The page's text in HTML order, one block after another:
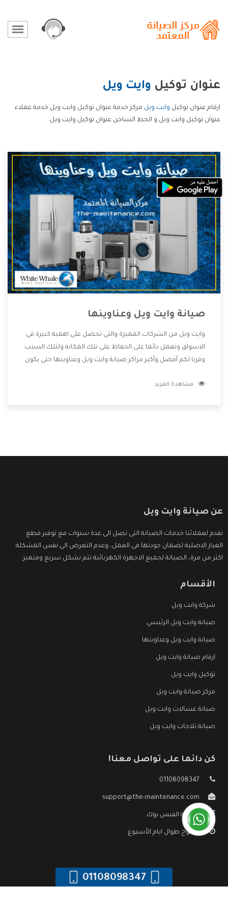
عنوان توكيل وايت ويل
ارقام عنوان توكيل وايت ويل مركز خدمة عنوان توكيل وايت ويل خدمة عملاء
عنوان توكيل وايت ويل و الخط الساخن عنوان توكيل وايت ويل.
صيانة وايت ويل وعناوينها
وايت ويل من الشركات المميزة والتى تحصل على اهمية كبيرة فى
الاسواق وتعمل دائما على الحفاظ على تلك المكانه ولتلك السبب
وفرنا لكم أفضل وأكبر مراكز صيانة وايت ويل وعناوينها حتى يكون
دون اى ازعاج كما أننا نهتم بكل ما يحتاجه المستهلك لكى نحافظ
مشاهدة المزيد
عن صيانة وايت ويل
نقدم لعملائنا خدمات الصيانة التى تصل الى عدة سنوات مع توفير قطع
الغيار الاصلية لضمان جودتها فى العمل، وعدم التعرض الى نفس المشكلة
اكثر من مرة، الصيانة لجميع الاجهزة الكهربائية تتم بشكل سريع ومتميز.
الأقسام
شركة وايت ويل
صيانة وايت ويل الرئيسي
صيانة وايت ويل وعناوينها
ارقام صيانة وايت ويل
توكيل وايت ويل
مركز صيانة وايت ويل
صيانة غسالات وايت ويل
صيانة ثلاجات وايت ويل
كن دائما على تواصل معنا!
01108098347
support@the-maintenance.com
صفحة الفيس بوك
مفتوح طوال ايام الأسبوع
01108098347